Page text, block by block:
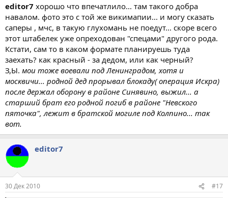
editor7 хорошо что впечатлило... там такого добра
навалом. фото это с той же викимапии... и могу сказать
саперы , мчс, в такую глухомань не поедут... скоре всего
этот штабелек уже опреходован "спецами" другого рода.
Кстати, сам то в каком формате планируешь туда
заехать? как красный - за дедом, или как черный?
З,Ы. мои тоже воевали под Ленинградом, хотя и
москвичи... родной дед прорывал блокаду( операция Искра)
после держал оборону в районе Синявино, выжил... а
старший брат его родной погиб в районе "Невского
пяточка", лежит в братской могиле под Колпино... так
вот.
editor7
30 Дек 2010 #17